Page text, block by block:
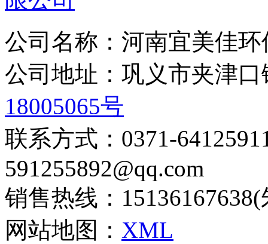
公司名称：河南宜美佳
公司地址：巩义市夹
18005065号
联系方式：0371-
591255892@qq.com
销售热线：
网站地图： XML